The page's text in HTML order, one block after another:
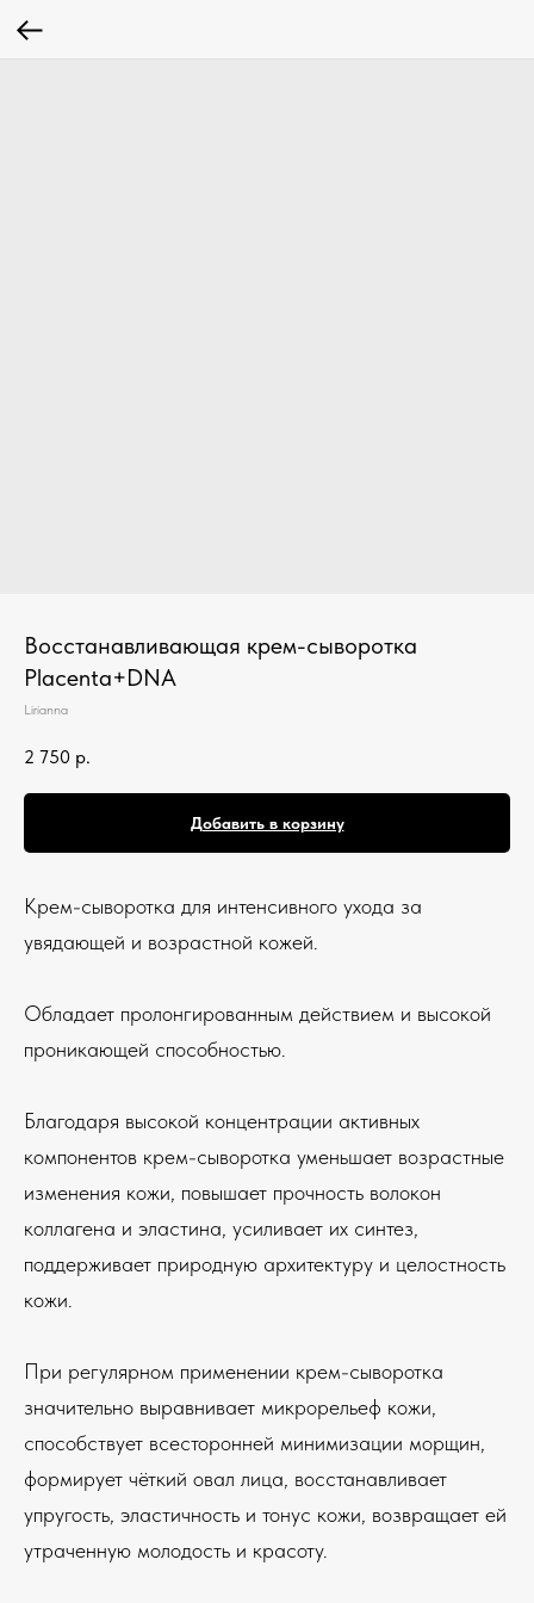
Восстанавливающая крем-сыворотка
Placenta+DNA
Lirianna
2 750 р.
Добавить в корзину
Крем-сыворотка для интенсивного ухода за
увядающей и возрастной кожей.
Обладает пролонгированным действием и высокой
проникающей способностью.
Благодаря высокой концентрации активных
компонентов крем-сыворотка уменьшает возрастные
изменения кожи, повышает прочность волокон
коллагена и эластина, усиливает их синтез,
поддерживает природную архитектуру и целостность
кожи.
При регулярном применении крем-сыворотка
значительно выравнивает микрорельеф кожи,
способствует всесторонней минимизации морщин,
формирует чёткий овал лица, восстанавливает
упругость, эластичность и тонус кожи, возвращает ей
утраченную молодость и красоту.